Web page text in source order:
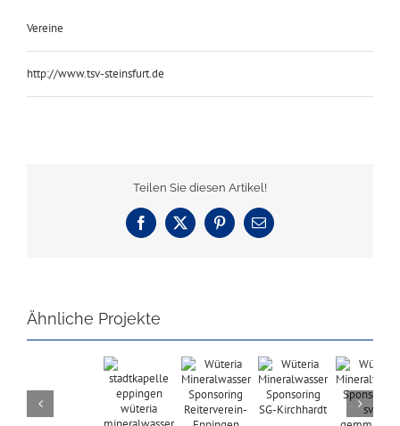
Vereine
http://www.tsv-steinsfurt.de
Teilen Sie diesen Artikel!
Facebook
X PinterestE-
Mail
Ähnliche Projekte